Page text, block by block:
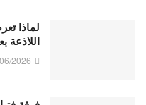
لماذا
اللاذعة
2026